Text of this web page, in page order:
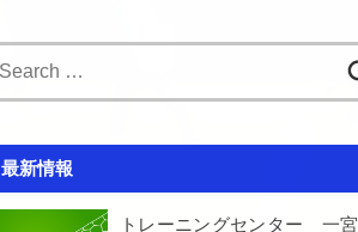
最新情報
トレーニングセンター 一宮